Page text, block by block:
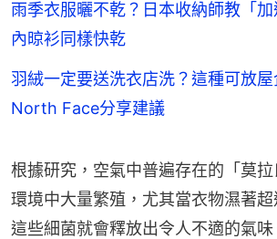
雨季衣服曬不乾？日本收納師教「
內晾衫同樣快乾
羽絨一定要送洗衣店洗？這種可放
North Face分享建議
根據研究，空氣中普遍存在的「莫
環境中大量繁殖，尤其當衣物濕著超
這些細菌就會釋放出令人不適的氣味